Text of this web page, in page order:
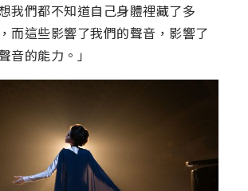
我們都不知道自己身體裡藏了多
而這些影響了我們的聲音，影響了
音的能力。」